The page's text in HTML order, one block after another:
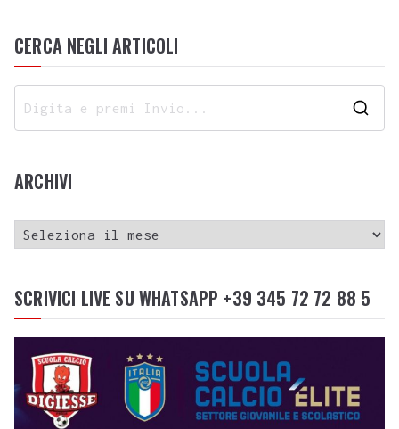
CERCA NEGLI ARTICOLI
ARCHIVI
SCRIVICI LIVE SU WHATSAPP +39 345 72 72 88 5